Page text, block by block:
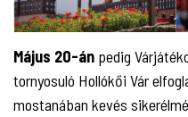
Május 20-án pedig
tornyosuló Hollókői Vár
mostanában kevés